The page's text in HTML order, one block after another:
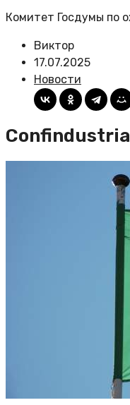
Комитет Госдумы по
Виктор
17.07.2025
Новости